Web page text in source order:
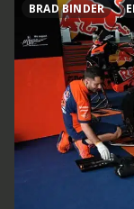
BRAD BINDER